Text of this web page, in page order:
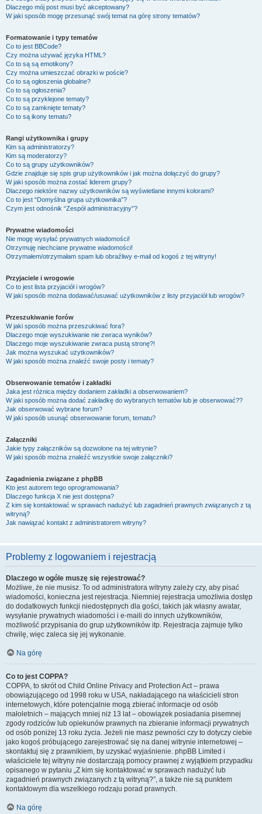
Dlaczego mój post musi być akceptowany?
W jaki sposób mogę przesunąć swój temat na górę strony tematów?
Formatowanie i typy tematów
Co to jest BBCode?
Czy można używać języka HTML?
Co to są są emotikony?
Czy można umieszczać obrazki w poście?
Co to są ogłoszenia globalne?
Co to są ogłoszenia?
Co to są przyklejone tematy?
Co to są zamknięte tematy?
Co to są ikony tematu?
Rangi użytkownika i grupy
Kim są administratorzy?
Kim są moderatorzy?
Co to są grupy użytkowników?
Gdzie znajduje się spis grup użytkowników i jak można dołączyć do grupy?
W jaki sposób można zostać liderem grupy?
Dlaczego niektóre nazwy użytkowników są wyświetlane innymi kolorami?
Co to jest “Domyślna grupa użytkownika”?
Czym jest odnośnik “Zespół administracyjny”?
Prywatne wiadomości
Nie mogę wysyłać prywatnych wiadomości!
Otrzymuję niechciane prywatne wiadomości!
Otrzymałem/otrzymałam spam lub obraźliwy e-mail od kogoś z tej witryny!
Przyjaciele i wrogowie
Co to jest lista przyjaciół i wrogów?
W jaki sposób można dodawać/usuwać użytkowników z listy przyjaciół lub wrogów?
Przeszukiwanie forów
W jaki sposób można przeszukiwać fora?
Dlaczego moje wyszukiwanie nie zwraca wyników?
Dlaczego moje wyszukiwanie zwraca pustą stronę?!
Jak można wyszukać użytkowników?
W jaki sposób można znaleźć swoje posty i tematy?
Obserwowanie tematów i zakładki
Jaka jest różnica między dodaniem zakładki a obserwowaniem?
W jaki sposób można dodać zakładkę do wybranych tematów lub je obserwować??
Jak obserwować wybrane forum?
W jaki sposób usunąć obserwowanie forum, tematu?
Załączniki
Jakie typy załączników są dozwolone na tej witrynie?
W jaki sposób można znaleźć wszystkie swoje załączniki?
Zagadnienia związane z phpBB
Kto jest autorem tego oprogramowania?
Dlaczego funkcja X nie jest dostępna?
Z kim się kontaktować w sprawach nadużyć lub zagadnień prawnych związanych z tą
witryną?
Jak nawiązać kontakt z administratorem witryny?
Problemy z logowaniem i rejestracją
Dlaczego w ogóle muszę się rejestrować?
Możliwe, że nie musisz. To od administratora witryny zależy czy, aby pisać
wiadomości, konieczna jest rejestracja. Niemniej rejestracja umożliwia dostęp
do dodatkowych funkcji niedostępnych dla gości, takich jak własny awatar,
wysyłanie prywatnych wiadomości i e-maili do innych użytkowników,
możliwość przypisania do grup użytkowników itp. Rejestracja zajmuje tylko
chwilę, więc zaleca się jej wykonanie.
Na górę
Co to jest COPPA?
COPPA, to skrót od Child Online Privacy and Protection Act – prawa
obowiązującego od 1998 roku w USA, nakładającego na właścicieli stron
internetowych, które potencjalnie mogą zbierać informacje od osób
małoletnich – mających mniej niż 13 lat – obowiązek posiadania pisemnej
zgody rodziców lub opiekunów prawnych na zbieranie informacji prywatnych
od osób poniżej 13 roku życia. Jeżeli nie masz pewności czy to dotyczy ciebie
jako kogoś próbującego zarejestrować się na danej witrynie internetowej –
skontaktuj się z prawnikiem, by uzyskać wyjaśnienie. phpBB Limited i
właściciele tej witryny nie dostarczają pomocy prawnej z wyjątkiem przypadku
opisanego w pytaniu „Z kim się kontaktować w sprawach nadużyć lub
zagadnień prawnych związanych z tą witryną?”, a także nie są punktem
kontaktowym dla wszelkiego rodzaju porad prawnych.
Na górę